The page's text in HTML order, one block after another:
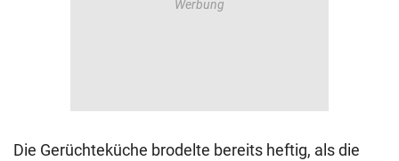
Die Gerüchteküche brodelte bereits heftig, als die